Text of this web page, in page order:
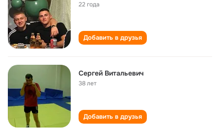
22 года
Добавить в друзья
Сергей Витальевич
38 лет
Добавить в друзья